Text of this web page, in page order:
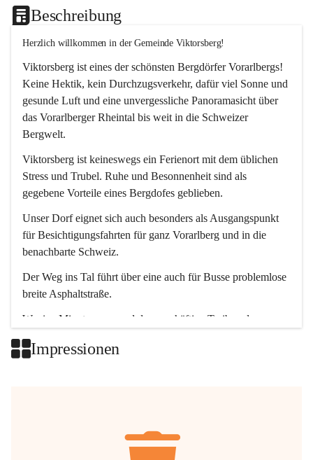
Beschreibung
Herzlich willkommen in der Gemeinde Viktorsberg!
Viktorsberg ist eines der schönsten Bergdörfer Vorarlbergs!
Keine Hektik, kein Durchzugsverkehr, dafür viel Sonne und
gesunde Luft und eine unvergessliche Panoramasicht über
das Vorarlberger Rheintal bis weit in die Schweizer
Bergwelt.
Viktorsberg ist keineswegs ein Ferienort mit dem üblichen
Stress und Trubel. Ruhe und Besonnenheit sind als
gegebene Vorteile eines Bergdofes geblieben.
Unser Dorf eignet sich auch besonders als Ausgangspunkt
für Besichtigungsfahrten für ganz Vorarlberg und in die
benachbarte Schweiz.
Der Weg ins Tal führt über eine auch für Busse problemlose
breite Asphaltstraße.
Wenige Minuten nur, und das geschäftige Treiben der
Impressionen